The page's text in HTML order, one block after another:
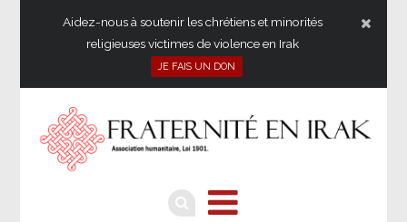
Aidez-nous à soutenir les chrétiens et minorités
religieuses victimes de violence en Irak
JE FAIS UN DON